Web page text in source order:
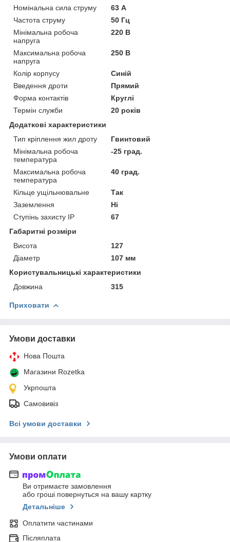
Номінальна сила струму
63 А
Частота струму
50 Гц
Мінімальна робоча
напруга
220 В
Максимальна робоча
напруга
250 В
Колір корпусу
Синій
Введення дроти
Прямий
Форма контактів
Круглі
Термін служби
20 років
Додаткові характеристики
Тип кріплення жил дроту
Гвинтовий
Мінімальна робоча
температура
-25 град.
Максимальна робоча
температура
40 град.
Кільце ущільнювальне
Так
Заземлення
Ні
Ступінь захисту IP
67
Габаритні розміри
Висота
127
Діаметр
107 мм
Користувальницькі характеристики
Довжина
315
Приховати
Умови доставки
Нова Пошта
Магазини Rozetka
Укрпошта
Самовивіз
Всі умови доставки
Умови оплати
Ви отримаєте замовлення
або гроші повернуться на вашу картку
Детальніше
Оплатити частинами
Післяплата